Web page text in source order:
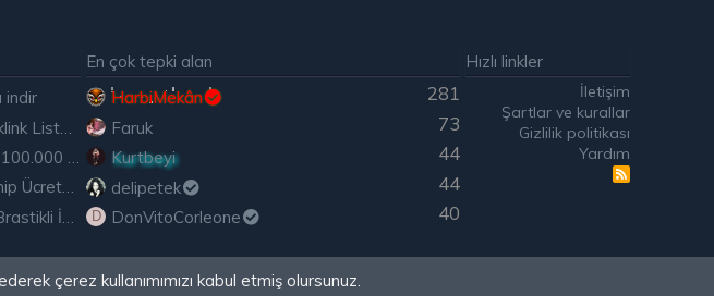
indir
Aştı
5 Adet Yüksek DA/PA Değerine Sahip Ücretsiz Edu Backlink
En çok tepki alan
281
HarbiMekân
73
Faruk
44
Kurtbeyi
44
delipetek
D 40
DonVitoCorleone
Hızlı linkler
İletişim
Şartlar ve kurallar
Gizlilik politikası
Yardım
R
çerez kullanımımızı kabul etmiş olursunuz.